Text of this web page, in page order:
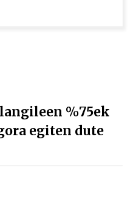
%75ek
egiten dute